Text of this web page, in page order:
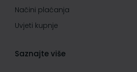
Načini plaćanja
Uvjeti kupnje
Saznajte više